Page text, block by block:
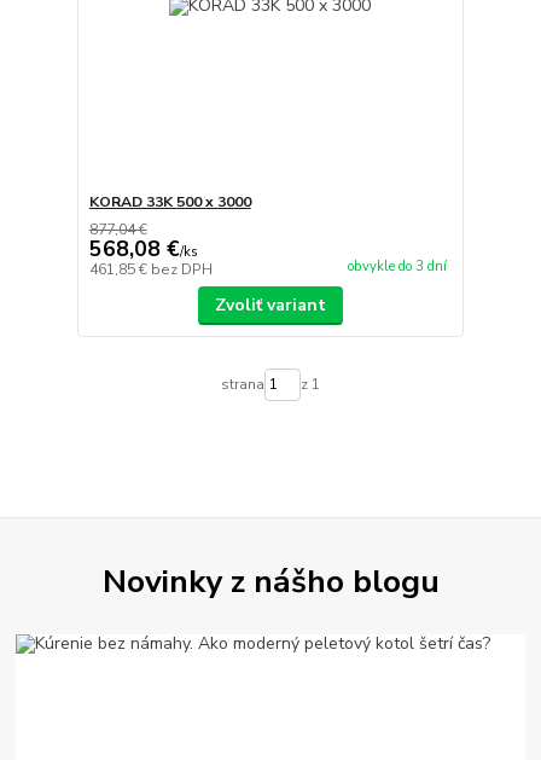
KORAD 33K 500 x 3000
877,04 €
568,08 €/ks
461,85 € bez DPH obvykle do 3 dní
Zvoliť variant
strana z 1
Novinky z nášho blogu